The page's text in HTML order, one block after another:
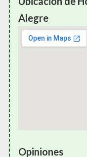
Alegre
Opiniones